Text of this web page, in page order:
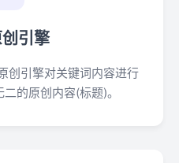
引擎
创引擎对关键词内容进行
的原创内容(标题)。